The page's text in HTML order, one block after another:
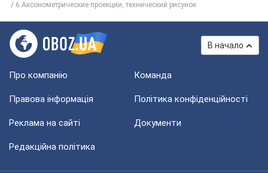
6.Аксонометрические проекции, технический рисунок
В начало
Про компанію Команда
Правова інформація Політика конфіденційності
Реклама на сайті Документи
Редакційна політика